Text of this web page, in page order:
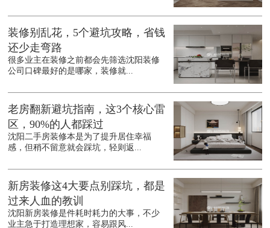
装修别乱花，5个避坑攻略，省钱
还少走弯路
很多业主在装修之前都会先筛选沈阳装修
公司口碑最好的是哪家，装修就...
老房翻新避坑指南，这3个核心雷
区，90%的人都踩过
沈阳二手房装修本是为了提升居住幸福
感，但稍不留意就会踩坑，轻则返...
新房装修这4大要点别踩坑，都是
过来人血的教训
沈阳新房装修是件耗时耗力的大事，不少
业主急于打造理想家，容易跟风...